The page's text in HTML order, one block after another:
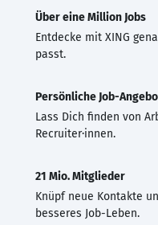
Über eine Million Jobs
Entdecke mit XING
passt.
Persönliche Job-
Lass Dich finden von
Recruiter·innen.
21 Mio. Mitglieder
Knüpf neue Kontakte
besseres Job-Leben.